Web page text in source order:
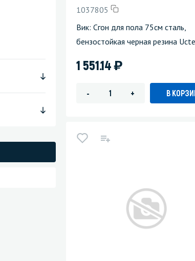
1037805
Вик: Сгон для пола 75см сталь,
бензостойкая черная резина
1 551.14)
- + В